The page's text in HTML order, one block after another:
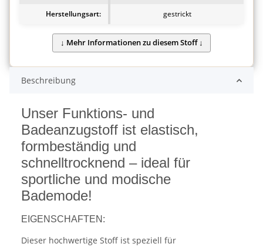
Herstellungsart:
gestrickt
Beschreibung
Unser Funktions- und
Badeanzugstoff ist elastisch,
formbeständig und
schnelltrocknend – ideal für
sportliche und modische
Bademode!
EIGENSCHAFTEN:
Dieser hochwertige Stoff ist speziell für